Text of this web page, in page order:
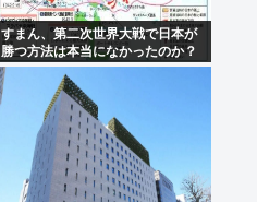
すまん、第二次世界大戦で日本が
勝つ方法は本当になかったのか？